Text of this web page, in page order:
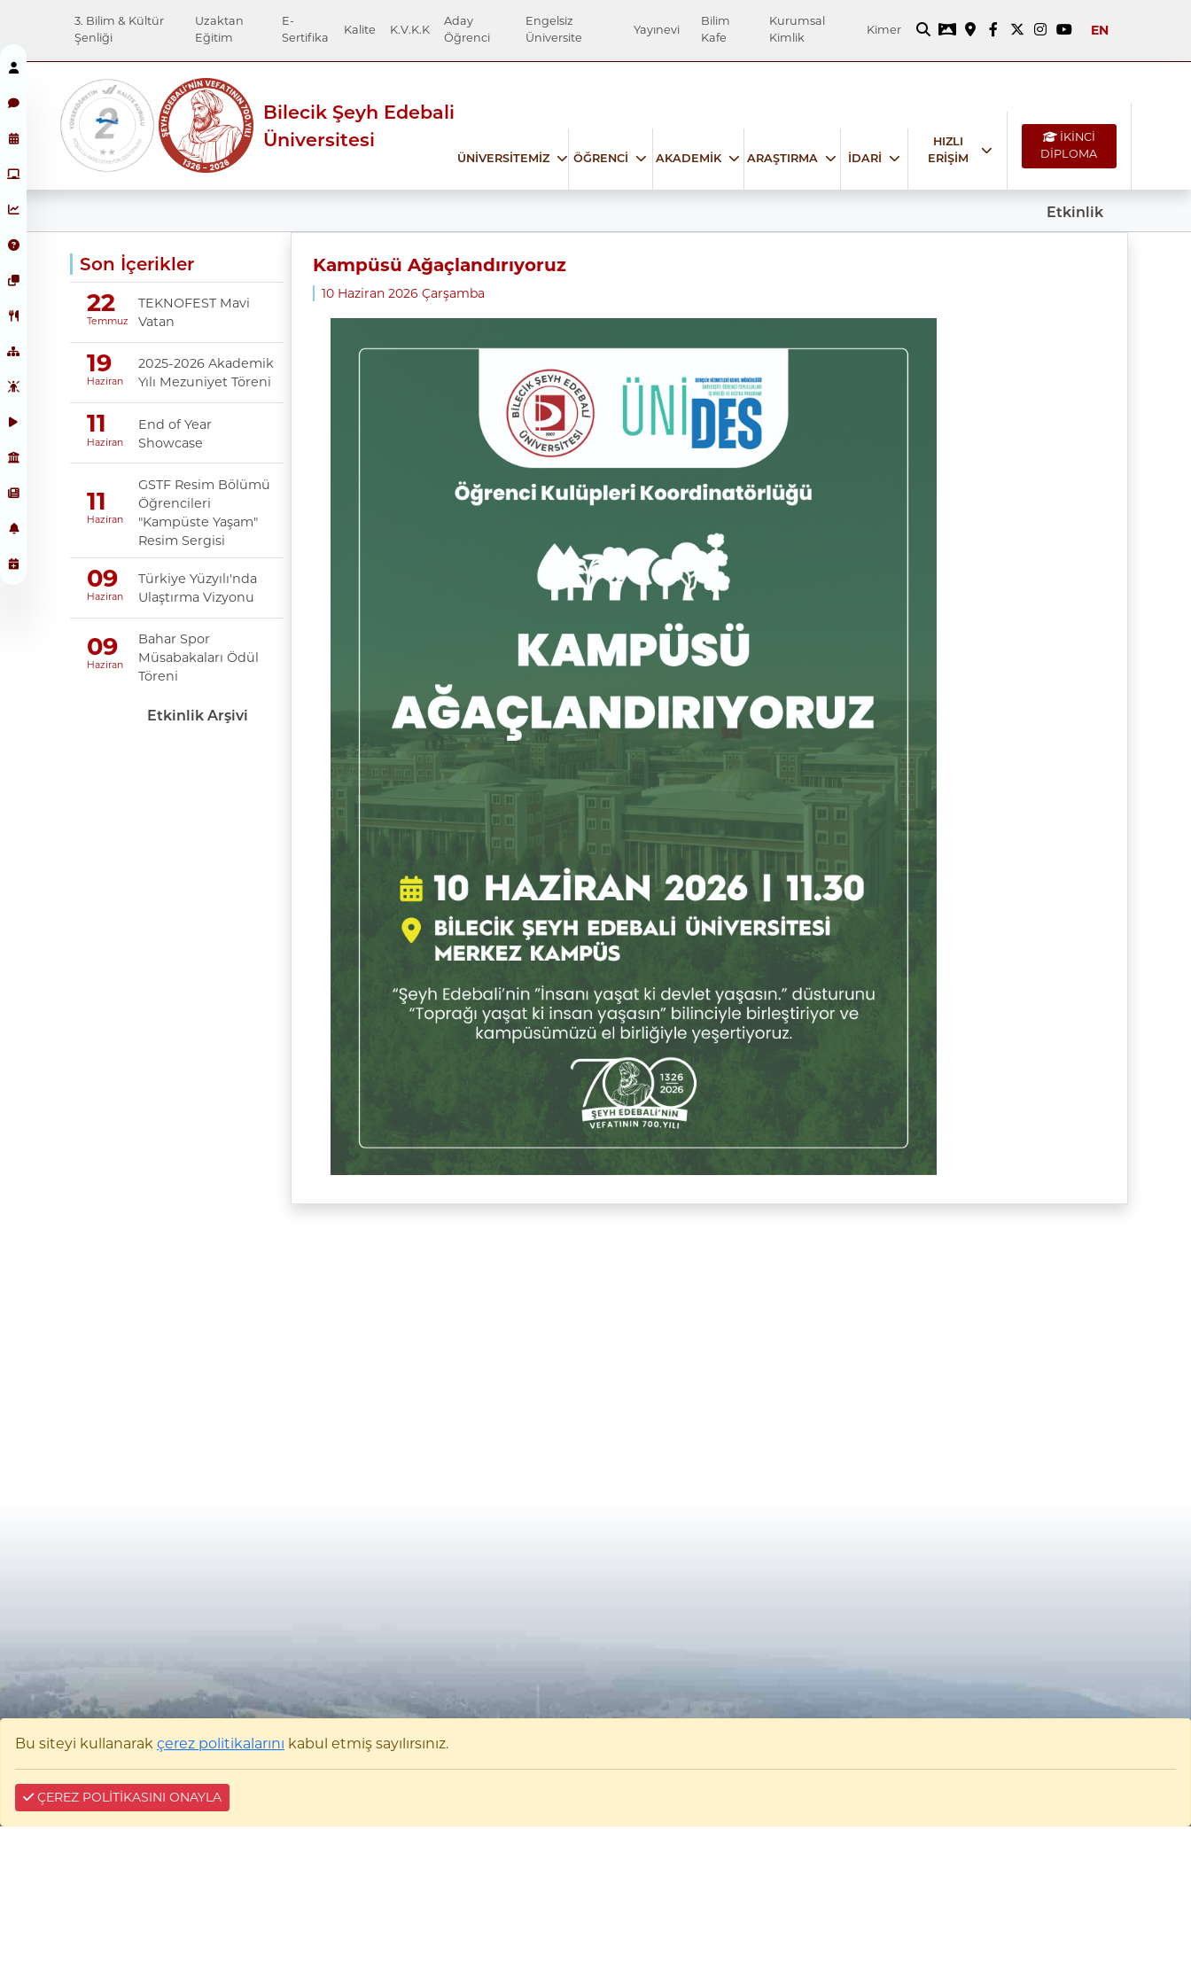
3. Bilim & Kültür
Şenliği
Uzaktan
Eğitim
E-
Sertifika
Kalite K.V.K.K
Aday
Öğrenci
Engelsiz
Üniversite
Yayınevi
Bilim
Kafe
Kurumsal
Kimlik
Kimer EN
Bilecik Şeyh Edebali
Üniversitesi
ÜNİVERSİTEMİZ ÖĞRENCİ AKADEMİK ARAŞTIRMA İDARİ
HIZLI
ERİŞİM
İKİNCİ
DİPLOMA
Etkinlik
Son İçerikler
22
Temmuz
TEKNOFEST Mavi
Vatan
19
Haziran
2025-2026 Akademik
Yılı Mezuniyet Töreni
11
Haziran
End of Year
Showcase
11
Haziran
GSTF Resim Bölümü
Öğrencileri
"Kampüste Yaşam"
Resim Sergisi
09
Haziran
Türkiye Yüzyılı'nda
Ulaştırma Vizyonu
09
Haziran
Bahar Spor
Müsabakaları Ödül
Töreni
Etkinlik Arşivi
Kampüsü Ağaçlandırıyoruz
10 Haziran 2026 Çarşamba
Bu siteyi kullanarak çerez politikalarını kabul etmiş sayılırsınız.
ÇEREZ POLİTİKASINI ONAYLA